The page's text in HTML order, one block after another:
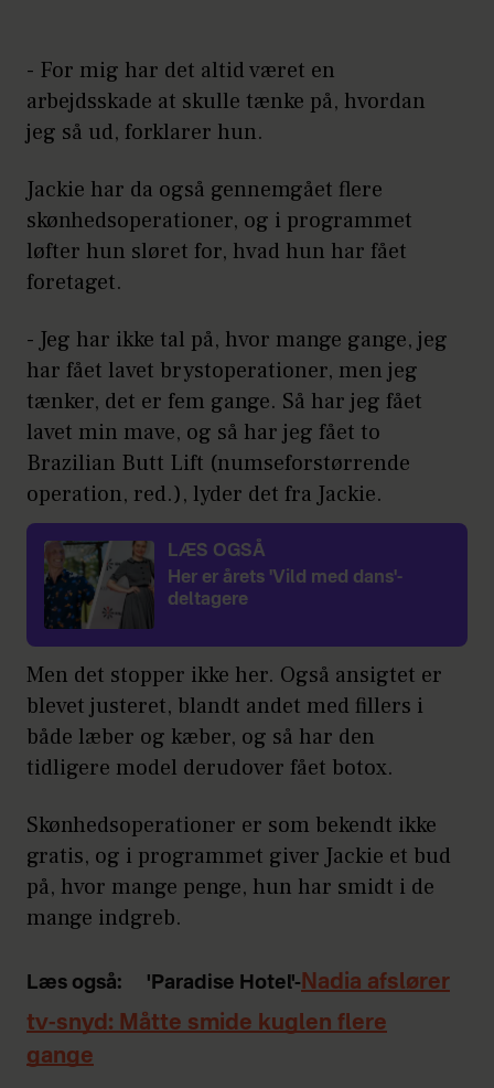
- For mig har det altid været en
arbejdsskade at skulle tænke på, hvordan
jeg så ud, forklarer hun.
Jackie har da også gennemgået flere
skønhedsoperationer, og i programmet
løfter hun sløret for, hvad hun har fået
foretaget.
- Jeg har ikke tal på, hvor mange gange, jeg
har fået lavet brystoperationer, men jeg
tænker, det er fem gange. Så har jeg fået
lavet min mave, og så har jeg fået to
Brazilian Butt Lift (numseforstørrende
operation, red.), lyder det fra Jackie.
LÆS OGSÅ
Her er årets 'Vild med dans'-
deltagere
Men det stopper ikke her. Også ansigtet er
blevet justeret, blandt andet med fillers i
både læber og kæber, og så har den
tidligere model derudover fået botox.
Skønhedsoperationer er som bekendt ikke
gratis, og i programmet giver Jackie et bud
på, hvor mange penge, hun har smidt i de
mange indgreb.
Læs også: 'Paradise Hotel'- Nadia afslører
tv-snyd: Måtte smide kuglen flere
gange